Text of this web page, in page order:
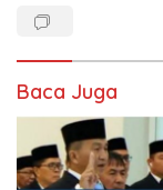
Baca Juga